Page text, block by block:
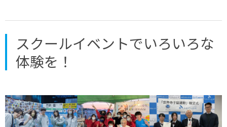
スクールイベントでいろいろな
体験を！